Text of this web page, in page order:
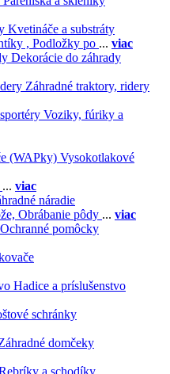
Kvetináče a substráty
, Podložky po ... viac
Dekorácie do záhrady
Záhradné traktory, ridery
Voziky, fúriky a
Vysokotlakové
... viac
náradie
Obrábanie pôdy ... viac
Ochranné pomôcky
Hadice a príslušenstvo
schránky
domčeky
a schodíky